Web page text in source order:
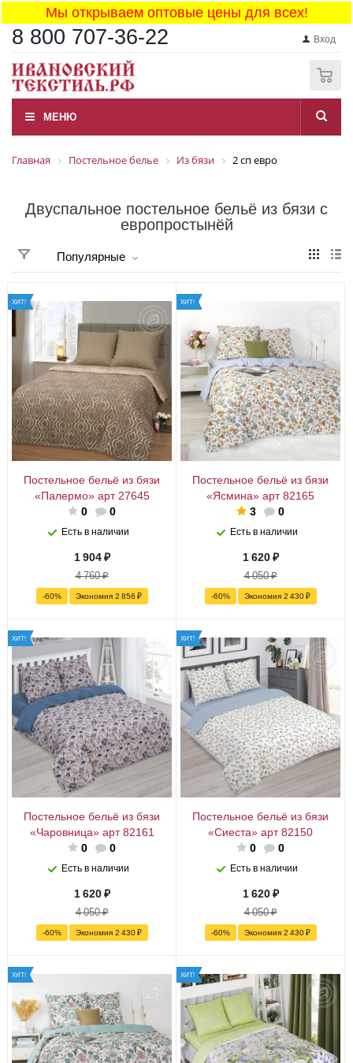
Мы открываем оптовые цены для всех!
8 800 707-36-22 Вход
МЕНЮ
Главная Постельное белье Из бязи 2 сп евро
Двуспальное постельное бельё из бязи с
европростынёй
Популярные
ХИТ!
Постельное бельё из бязи
«Палермо» арт 27645
0
0
Есть в наличии
1 904₽
4 760₽
-60% Экономия 2 856 ₽
ХИТ!
Постельное бельё из бязи
«Ясмина» арт 82165
3
0
Есть в наличии
1 620₽
4 050₽
-60% Экономия 2 430₽
ХИТ!
Постельное бельё из бязи
«Чаровница» арт 82161
0
0
Есть в наличии
1 620₽
4 050₽
-60% Экономия 2 430₽
ХИТ!
Постельное бельё из бязи
«Сиеста» арт 82150
0
0
Есть в наличии
1 620₽
4 050₽
-60% Экономия 2 430₽
ХИТ! ХИТ!